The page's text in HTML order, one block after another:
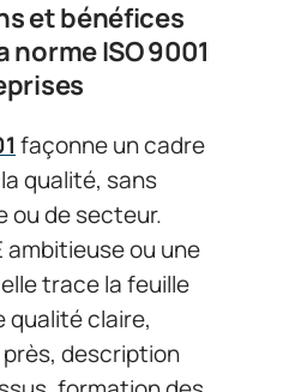
et bénéfices
ISO 9001
façonne un cadre
qualité, sans
ou de secteur.
ambitieuse ou une
trace la feuille
qualité claire,
description